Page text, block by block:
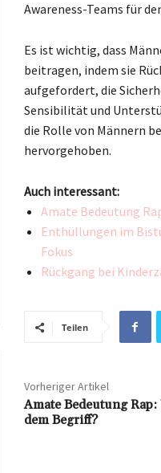
Awareness-Teams für
Es ist wichtig, dass
beitragen, indem sie
aufgefordert, die
Sensibilität und
die Rolle von Männern
hervorgehoben.
Auch interessant:
Amate Bedeutung
Enthüllungen im
Fokus
Rückgang bei
Teilen
Vorheriger Artikel
Amate Bedeutung
dem Begriff?